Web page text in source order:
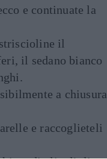
e continuate la
il
il sedano bianco
a chiusura
e raccoglieteli